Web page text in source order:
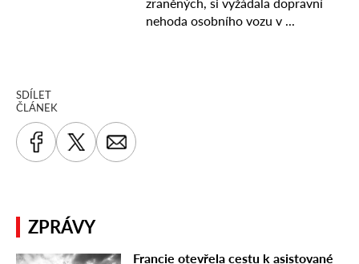
SDÍLET
ČLÁNEK
ZPRÁVY
Francie otevřela cestu k asistované